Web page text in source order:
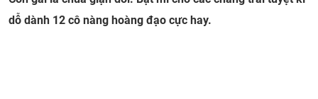
dỗ dành 12 cô nàng hoàng đạo cực hay.